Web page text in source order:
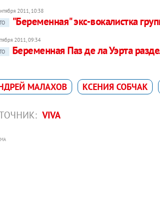
2011, 10:38
"Беременная" экс-вокалистка
2011, 09:34
Беременная Паз де ла Уэрта
МАЛАХОВ КСЕНИЯ СОБЧАК
VIVA